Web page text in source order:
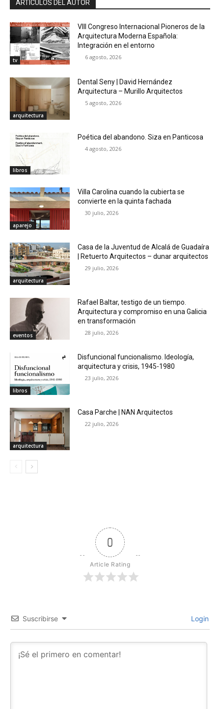
ARTÍCULOS DEL AUTOR
tv
VIII Congreso Internacional Pioneros de la
Arquitectura Moderna Española:
Integración en el entorno
6 agosto, 2026
arquitectura
Dental Seny | David Hernández
Arquitectura – Murillo Arquitectos
5 agosto, 2026
libros
Poética del abandono. Siza en Panticosa
4 agosto, 2026
aparejo
Villa Carolina cuando la cubierta se
convierte en la quinta fachada
30 julio, 2026
arquitectura
Casa de la Juventud de Alcalá de Guadaíra
| Retuerto Arquitectos – dunar arquitectos
29 julio, 2026
eventos
Rafael Baltar, testigo de un tiempo.
Arquitectura y compromiso en una Galicia
en transformación
28 julio, 2026
libros
Disfuncional funcionalismo. Ideología,
arquitectura y crisis, 1945-1980
23 julio, 2026
arquitectura
Casa Parche | NAN Arquitectos
22 julio, 2026
0
Article Rating
Suscribirse Login